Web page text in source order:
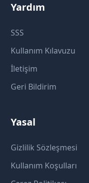
Yardım
SSS
Kullanım Kılavuzu
İletişim
Geri Bildirim
Yasal
Gizlilik Sözleşmesi
Kullanım Koşulları